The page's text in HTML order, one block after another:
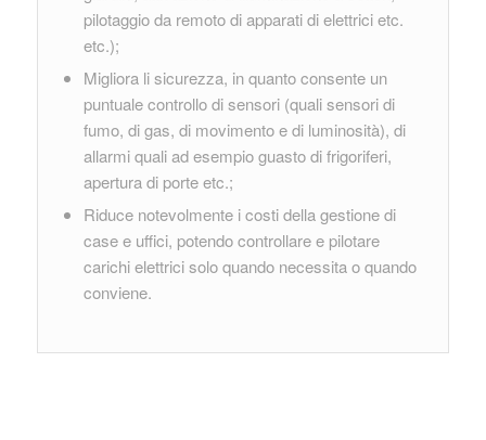
pilotaggio da remoto di apparati di elettrici etc.
etc.);
Migliora li sicurezza, in quanto consente un
puntuale controllo di sensori (quali sensori di
fumo, di gas, di movimento e di luminosità), di
allarmi quali ad esempio guasto di frigoriferi,
apertura di porte etc.;
Riduce notevolmente i costi della gestione di
case e uffici, potendo controllare e pilotare
carichi elettrici solo quando necessita o quando
conviene.